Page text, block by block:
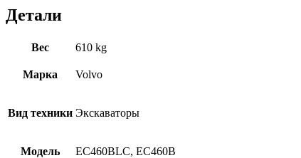
Детали
Вес 610 kg
Марка Volvo
Вид техники Экскаваторы
Модель EC460BLC, EC460B